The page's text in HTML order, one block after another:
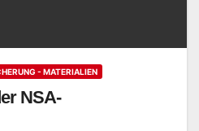
- MATERIALIEN
NSA-